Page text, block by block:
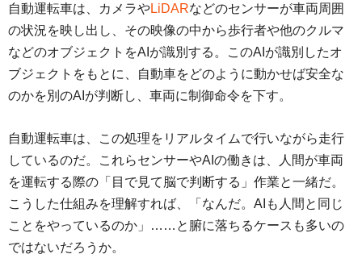
自動運転車は、カメラやLiDARなどのセンサーが車両周囲
の状況を映し出し、その映像の中から歩行者や他のクルマ
などのオブジェクトをAIが識別する。このAIが識別したオ
ブジェクトをもとに、自動車をどのように動かせば安全な
のかを別のAIが判断し、車両に制御命令を下す。
自動運転車は、この処理をリアルタイムで行いながら走行
しているのだ。これらセンサーやAIの働きは、人間が車両
を運転する際の「目で見て脳で判断する」作業と一緒だ。
こうした仕組みを理解すれば、「なんだ。AIも人間と同じ
ことをやっているのか」……と腑に落ちるケースも多いの
ではないだろうか。